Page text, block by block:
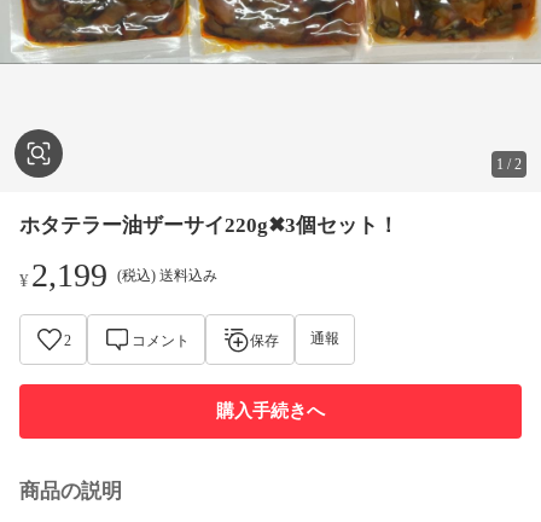
1 /2
ホタテラー油ザーサイ220g✖︎3個セット！
¥2,199 (税込) 送料込み
2 コメント 保存 通報
購入手続きへ
商品の説明